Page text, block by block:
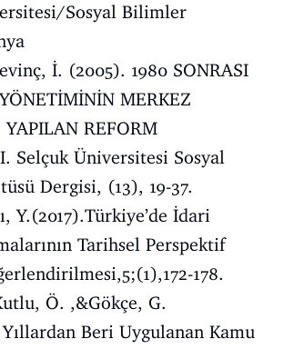
Sosyal Bilimler
İ. (2005). 1980 SONRASI
MERKEZ
YAPILAN REFORM
Selçuk Üniversitesi Sosyal
Dergisi, (13), 19-37.
Y.(2017).Türkiye’de İdari
Tarihsel Perspektif
178.
Ö. ,&Gökçe, G.
Yıllardan Beri Uygulanan Kamu